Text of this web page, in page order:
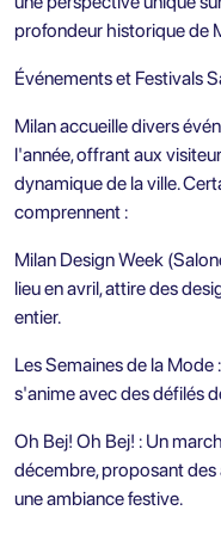
profondeur historique de
Événements et Festivals
Milan accueille divers
l'année, offrant aux
dynamique de la ville.
comprennent :
Milan Design Week
lieu en avril, attire des
entier.
Les Semaines de la Mode
s'anime avec des défilés
Oh Bej! Oh Bej! : Un
décembre, proposant des
une ambiance festive.